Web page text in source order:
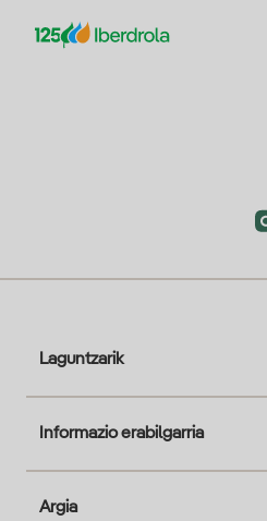
Laguntzarik
Informazio erabilgarria
Argia